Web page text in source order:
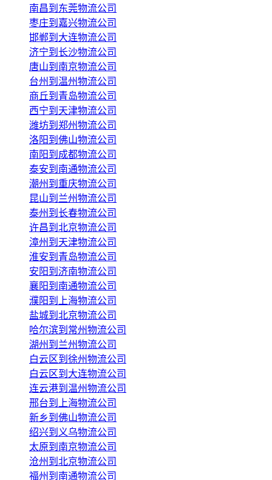
南昌到东莞物流公司
枣庄到嘉兴物流公司
邯郸到大连物流公司
济宁到长沙物流公司
唐山到南京物流公司
台州到温州物流公司
商丘到青岛物流公司
西宁到天津物流公司
潍坊到郑州物流公司
洛阳到佛山物流公司
南阳到成都物流公司
泰安到南通物流公司
潮州到重庆物流公司
昆山到兰州物流公司
泰州到长春物流公司
许昌到北京物流公司
漳州到天津物流公司
淮安到青岛物流公司
安阳到济南物流公司
襄阳到南通物流公司
濮阳到上海物流公司
盐城到北京物流公司
哈尔滨到常州物流公司
湖州到兰州物流公司
白云区到徐州物流公司
白云区到大连物流公司
连云港到温州物流公司
邢台到上海物流公司
新乡到佛山物流公司
绍兴到义乌物流公司
太原到南京物流公司
沧州到北京物流公司
福州到南通物流公司